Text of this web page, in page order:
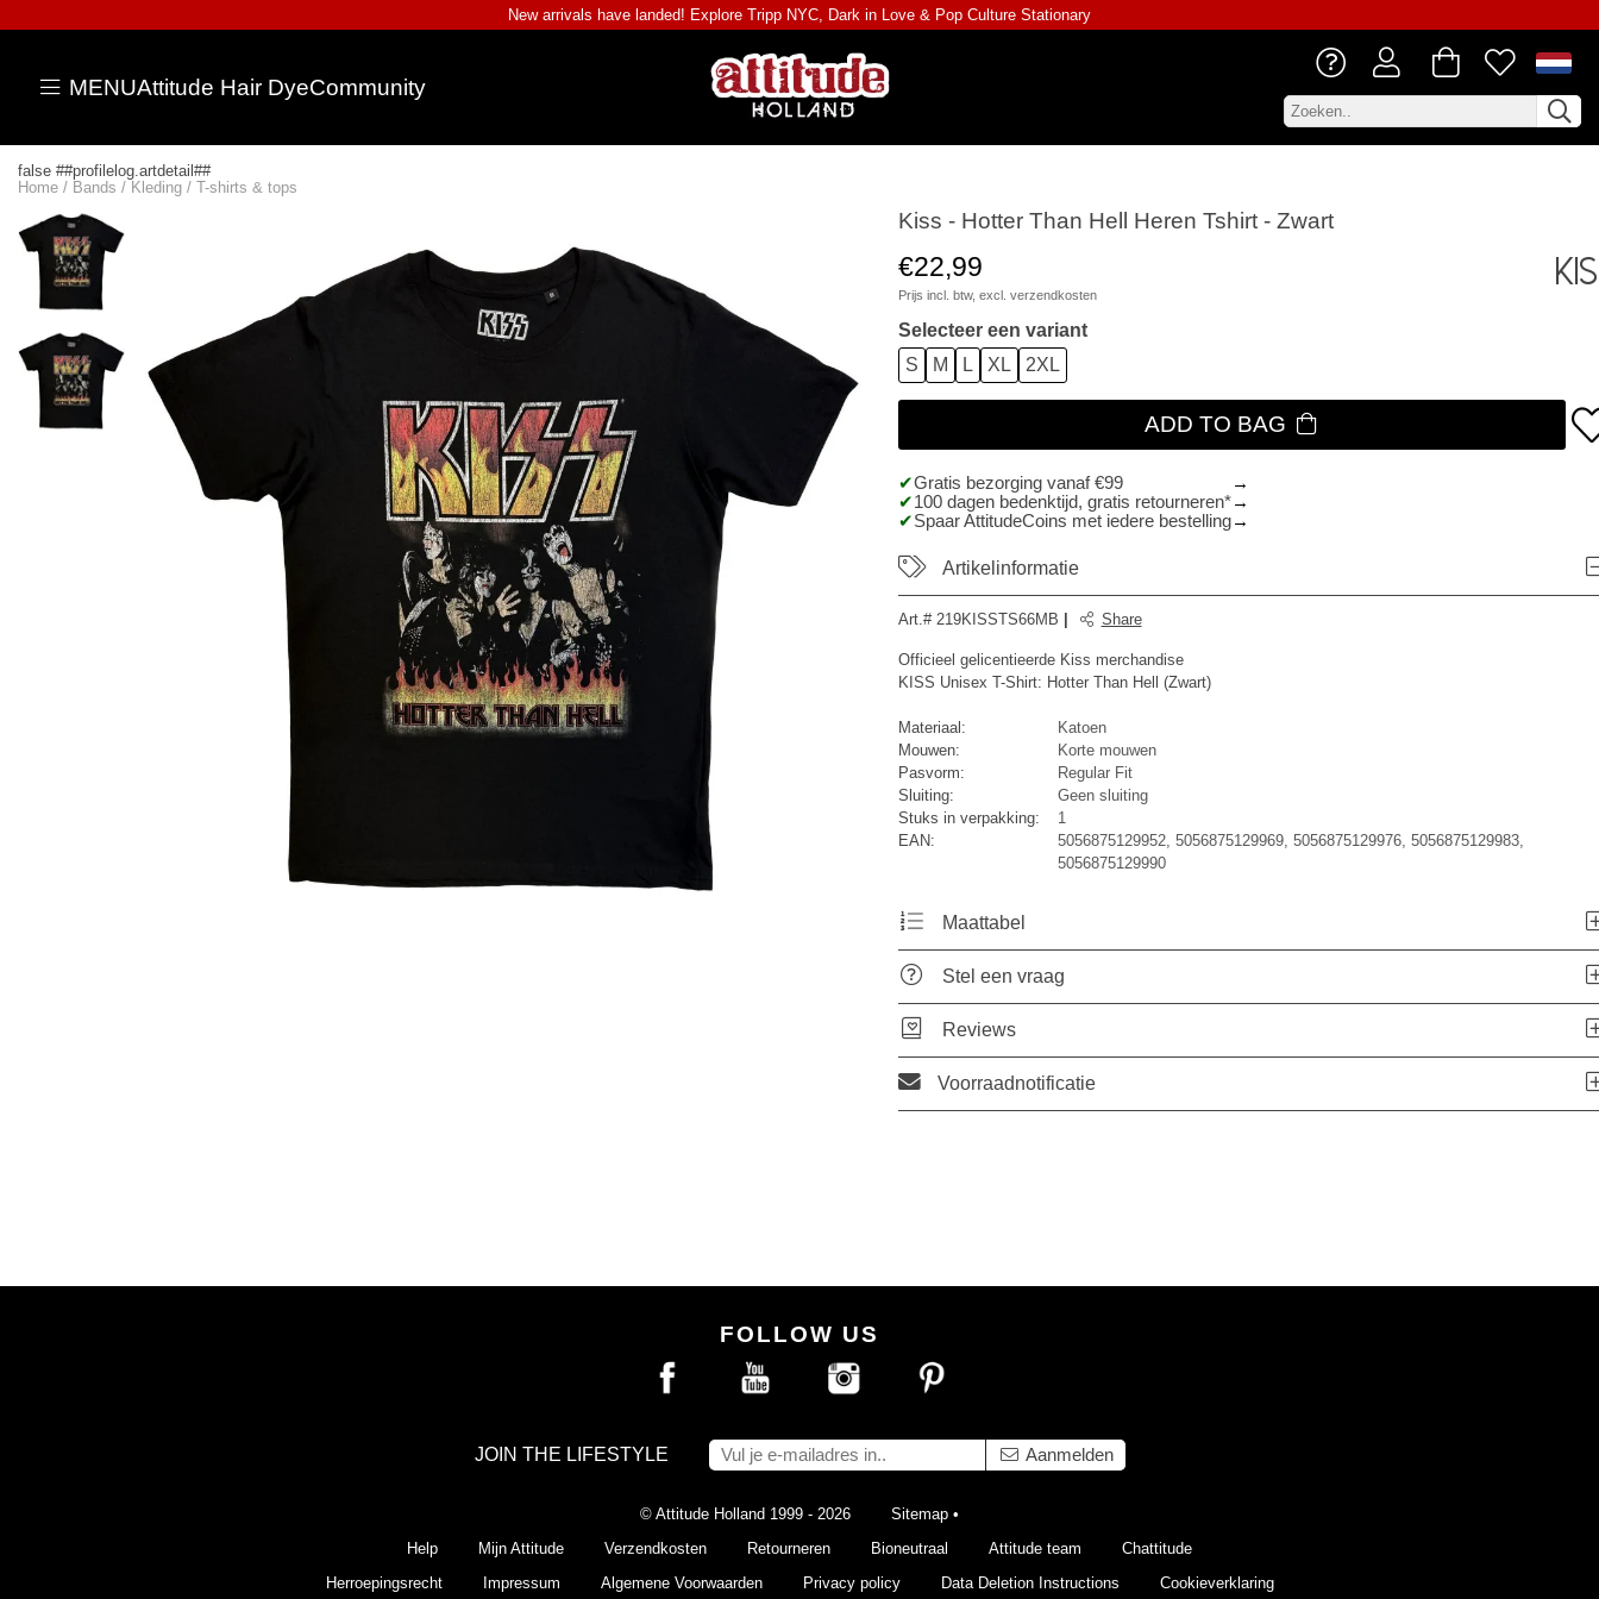
New arrivals have landed! Explore Tripp NYC, Dark in Love & Pop Culture Stationary
MENUAttitude Hair DyeCommunity
false ##profilelog.artdetail##
Home / Bands / Kleding / T-shirts & tops
Kiss - Hotter Than Hell Heren Tshirt - Zwart
€22,99
Prijs incl. btw, excl. verzendkosten
Selecteer een variant
S
M L XL 2XL
ADD TO BAG
Gratis bezorging vanaf €99
100 dagen bedenktijd, gratis retourneren*
Spaar AttitudeCoins met iedere bestelling
Artikelinformatie
Art.# 219KISSTS66MB Share
Officieel gelicentieerde Kiss merchandise
KISS Unisex T-Shirt: Hotter Than Hell (Zwart)
Materiaal:
Katoen
Mouwen:
Korte mouwen
Pasvorm:
Regular Fit
Sluiting:
Geen sluiting
Stuks in verpakking:
1
EAN:
5056875129952, 5056875129969, 5056875129976, 5056875129983,
5056875129990
Maattabel
Stel een vraag
Reviews
Voorraadnotificatie
FOLLOW US
JOIN THE LIFESTYLE Aanmelden
© Attitude Holland 1999 - 2026 Sitemap •
Help
Mijn Attitude Verzendkosten Retourneren Bioneutraal Attitude team
Chattitude
Herroepingsrecht
Impressum Algemene Voorwaarden Privacy policy Data Deletion Instructions Cookieverklaring